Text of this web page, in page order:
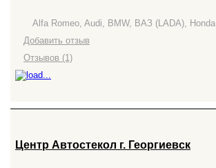
Alfa Romeo, Audi, BMW, ВАЗ (LADA), Honda
Добавить отзыв
Отзывов (1)
Центр Автостекол г. Георгиевск